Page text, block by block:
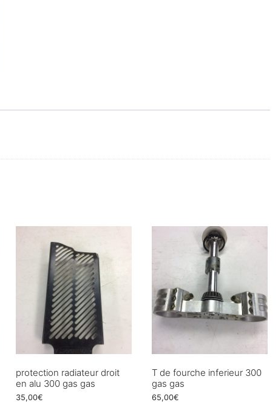
protection radiateur droit
en alu 300 gas gas
35,00€
T de fourche inferieur 300
gas gas
65,00€